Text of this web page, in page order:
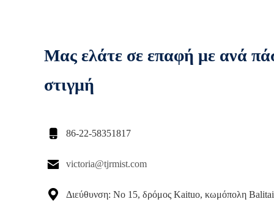
Μας ελάτε σε επαφή με ανά
στιγμή
 86-22-58351817
 victoria@tjrmist.com

Διεύθυνση: Νο 15, δρόμος Kaituo, κωμόπολη